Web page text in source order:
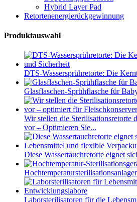
Hybrid Layer Pad
Retortenenergierückgewinnung
Produktauswahl
DTS-Wassersprühretorte: Die
Glasflaschen-Sprühflasche für
Wir stellen die Sterilisationsretorte
vor – Optimieren Sie...
Diese Wassertauchretorte eignet
Laborsterilisatoren für die